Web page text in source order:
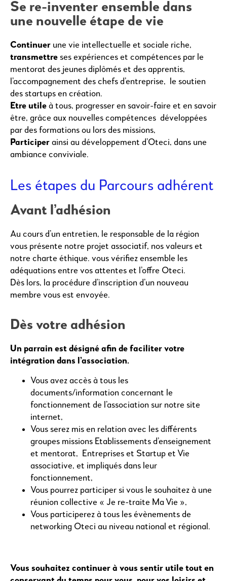
Se re-inventer ensemble dans
une nouvelle étape de vie
Continuer une vie intellectuelle et sociale riche,
transmettre ses expériences et compétences par le
mentorat des jeunes diplômés et des apprentis,
l’accompagnement des chefs d’entreprise, le soutien
des startups en création.
Etre utile à tous, progresser en savoir-faire et en savoir
être, grâce aux nouvelles compétences développées
par des formations ou lors des missions,
Participer ainsi au développement d’Oteci, dans une
ambiance conviviale.
Les étapes du Parcours adhérent
Avant l’adhésion
Au cours d’un entretien, le responsable de la région
vous présente notre projet associatif, nos valeurs et
notre charte éthique. vous vérifiez ensemble les
adéquations entre vos attentes et l’offre Oteci.
Dès lors, la procédure d’inscription d’un nouveau
membre vous est envoyée.
Dès votre adhésion
Un parrain est désigné afin de faciliter votre
intégration dans l’association.
Vous avez accès à tous les
documents/information concernant le
fonctionnement de l’association sur notre site
internet,
Vous serez mis en relation avec les différents
groupes missions Etablissements d’enseignement
et mentorat, Entreprises et Startup et Vie
associative, et impliqués dans leur
fonctionnement,
Vous pourrez participer si vous le souhaitez à une
réunion collective « Je re-traite Ma Vie »,
Vous participerez à tous les évènements de
networking Oteci au niveau national et régional.
Vous souhaitez continuer à vous sentir utile tout en